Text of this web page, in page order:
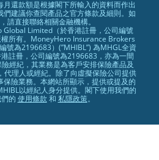
還款額是根據閣下所輸入的資料而作出
建議你查閱產品之官方條款及細則。如
請直接聯絡相關金融機構。
Limited（於香港註冊，公司編號
權所有。MoneyHero Insurance Brokers
號為2196683）(”MHIBL”) 為MHGL全資
註冊，公司編號為2196683，亦為一間
經紀，其業務是為客戶安排保險產品及
代理人或經紀。除了向虛擬保險公司提供
險業務。本網站所顯示，提供或提及的
以經紀人身分提供。閣下使用我們的
的 使用條款和 私隱政策。